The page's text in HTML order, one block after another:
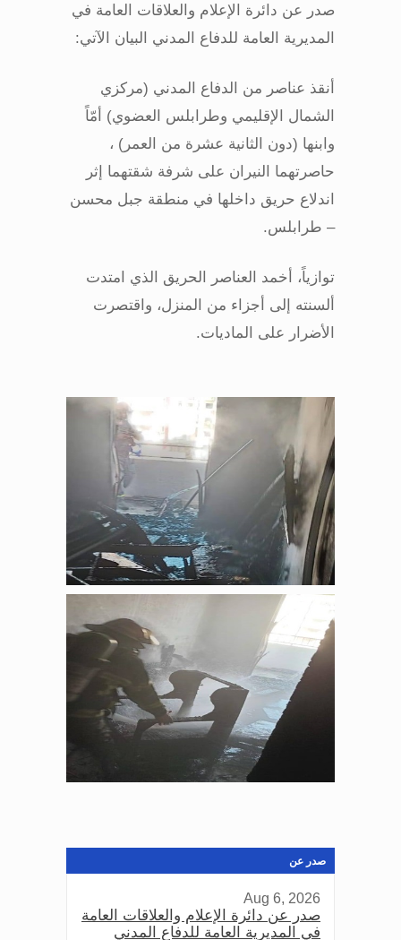
صدر عن دائرة الإعلام والعلاقات العامة في
المديرية العامة للدفاع المدني البيان الآتي:
أنقذ عناصر من الدفاع المدني (مركزي
الشمال الإقليمي وطرابلس العضوي) أمّاً
وابنها (دون الثانية عشرة من العمر) ،
حاصرتهما النيران على شرفة شقتهما إثر
اندلاع حريق داخلها في منطقة جبل محسن
– طرابلس.
توازياً، أخمد العناصر الحريق الذي امتدت
ألسنته إلى أجزاء من المنزل، واقتصرت
الأضرار على الماديات.
صدر عن
Aug 6, 2026
صدر عن دائرة الإعلام والعلاقات العامة
في المديرية العامة للدفاع المدني